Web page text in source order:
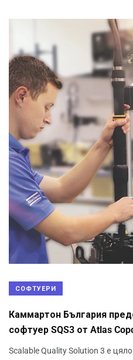
СОФТУЕРИ
Каммартон България
софтуер SQS3 от Atlas
Scalable Quality Solution 3 е